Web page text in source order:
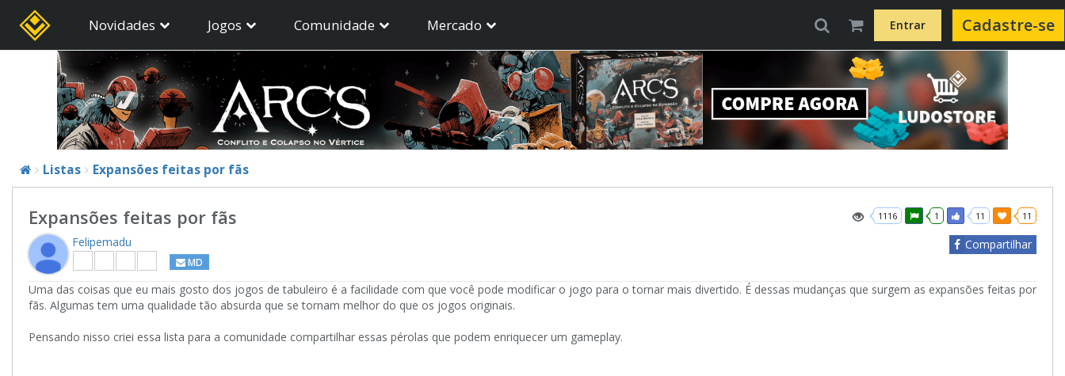
Novidades Jogos Comunidade Mercado Entrar Cadastre-se
Listas Expansões feitas por fãs
1116 1 11 11
Compartilhar
Expansões feitas por fãs
Felipemadu
MD
Uma das coisas que eu mais gosto dos jogos de tabuleiro é a facilidade com que você pode modificar o jogo para o tornar mais divertido. É dessas mudanças que surgem as expansões feitas por
fãs. Algumas tem uma qualidade tão absurda que se tornam melhor do que os jogos originais.
Pensando nisso criei essa lista para a comunidade compartilhar essas pérolas que podem enriquecer um gameplay.